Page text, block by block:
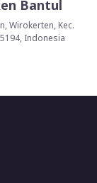
Bantul
Wirokerten, Kec.
Indonesia